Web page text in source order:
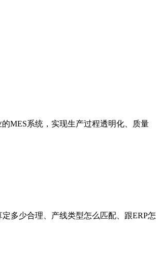
MES系统，实现生产过程透明化、质量
多少合理、产线类型怎么匹配、跟ERP怎